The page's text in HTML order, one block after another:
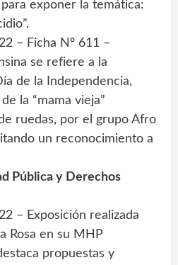
exponer la temática:
– Ficha Nº 611 –
se refiere a la
de la Independencia,
la “mama vieja”
ruedas, por el grupo Afro
un reconocimiento a
Pública y Derechos
– Exposición realizada
Rosa en su MHP
propuestas y